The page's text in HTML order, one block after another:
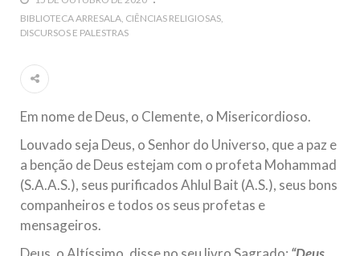
5 DE NOVEMBRO DE 2013
Ano Novo Islâmico e Início de Muharam
Islâmico no Brasil parabeniza a nação islâmica pela chegada
no ano novo muçulmano de 1435 Hejrita. Desejamos a
todos os irmãos e irmãs um novo
10 DE NOVEMBRO DE 2013
Falecimento do Imam Ali Ibn Al-Hussein
(A.S.)
Em nome de Deus, o Clemente, o Misericordioso! Diante da
muçulmanos, o Imam Ali Ibn Al-Hussein Ibn Ali Ibn Abi Táleb
(A.S.), conhecido por “Zein Al-Ábidin” (Formosura
BIBLIOTECA ARRESALA CIÊNCIAS RELIGIOSAS
DISCURSOS E PALESTRAS
Em nome de Deus, o Clemente, o Misericordioso.
Louvado seja Deus, o Senhor do Universo, que a paz e
a benção de Deus estejam com o profeta Mohammad
(S.A.A.S.), seus purificados Ahlul Bait (A.S.), seus bons
companheiros e todos os seus profetas e
mensageiros.